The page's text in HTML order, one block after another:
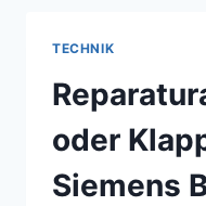
TECHNIK
oder
Siemens